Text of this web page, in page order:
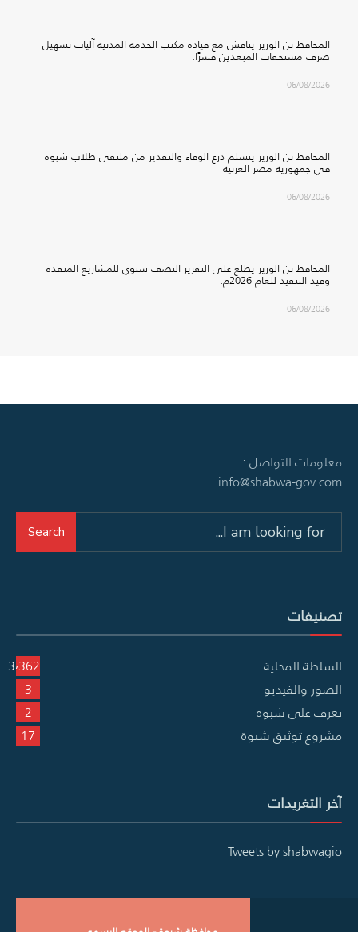
المحافظ بن الوزير يناقش مع قيادة مكتب الخدمة المدنية آليات تسهيل
صرف مستحقات المبعدين قسرًا.
06/08/2026
المحافظ بن الوزير يتسلم درع الوفاء والتقدير من ملتقى طلاب شبوة
في جمهورية مصر العربية
06/08/2026
المحافظ بن الوزير يطلع على التقرير النصف سنوي للمشاريع المنفذة
وقيد التنفيذ للعام 2026م.
06/08/2026
معلومات التواصل :
info@shabwa-gov.com
Search
تصنيفات
السلطة المحلية
3٬362
الصور والفيديو
3
تعرف على شبوة
2
مشروع توثيق شبوة
17
آخر التغريدات
Tweets by shabwagio